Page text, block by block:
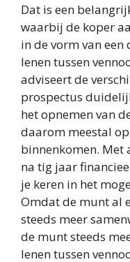
Dat is een
waarbij de koper
in de vorm van
lenen tussen
adviseert de
prospectus
het opnemen van
daarom meestal
binnenkomen.
na tig jaar
je keren in het
Omdat de munt al
steeds meer
de munt steeds
lenen tussen